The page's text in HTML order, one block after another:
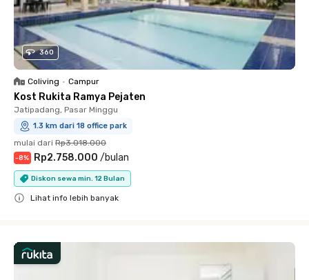
360
Coliving • Campur
Kost Rukita Ramya Pejaten
Jatipadang, Pasar Minggu
1.3 km dari 18 office park
mulai dari Rp3.018.000
-8% Rp2.758.000 /bulan
Diskon sewa min. 12 Bulan
Lihat info lebih banyak